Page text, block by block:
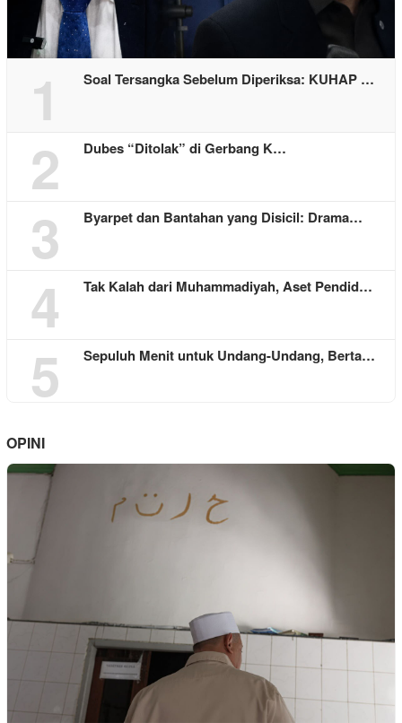
1 Soal Tersangka Sebelum Diperiksa: KUHAP …
2 Dubes “Ditolak” di Gerbang K…
3 Byarpet dan Bantahan yang Disicil: Drama…
4 Tak Kalah dari Muhammadiyah, Aset Pendid…
5 Sepuluh Menit untuk Undang-Undang, Berta…
OPINI